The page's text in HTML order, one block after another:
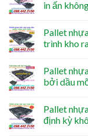
in ấn
Pallet
trình kho
Pallet
bởi dầu
Pallet
định kỳ